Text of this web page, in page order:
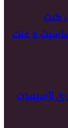
گیت
و علت
تأسیسات